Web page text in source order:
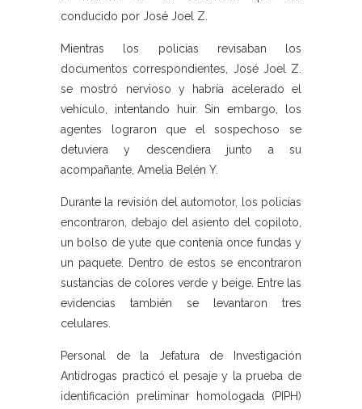
conducido por José Joel Z.
Mientras los policías revisaban los
documentos correspondientes, José Joel Z.
se mostró nervioso y habría acelerado el
vehículo, intentando huir. Sin embargo, los
agentes lograron que el sospechoso se
detuviera y descendiera junto a su
acompañante, Amelia Belén Y.
Durante la revisión del automotor, los policías
encontraron, debajo del asiento del copiloto,
un bolso de yute que contenía once fundas y
un paquete. Dentro de estos se encontraron
sustancias de colores verde y beige. Entre las
evidencias también se levantaron tres
celulares.
Personal de la Jefatura de Investigación
Antidrogas practicó el pesaje y la prueba de
identificación preliminar homologada (PIPH)